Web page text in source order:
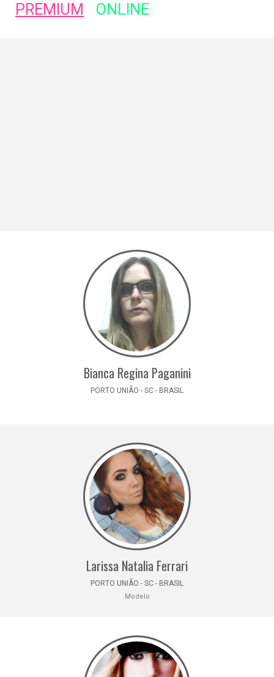
PREMIUM ONLINE
Bianca Regina Paganini
PORTO UNIÃO - SC - BRASIL
Larissa Natalia Ferrari
PORTO UNIÃO - SC - BRASIL
Modelo